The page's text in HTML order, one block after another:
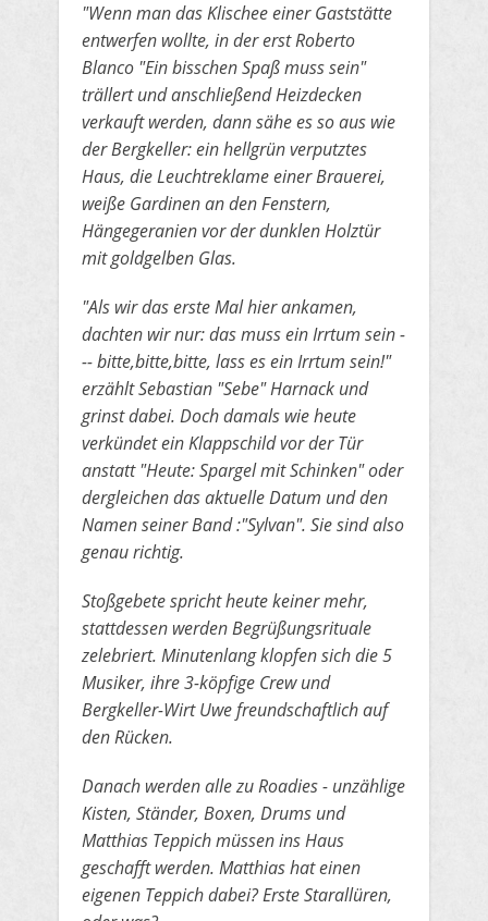
​"Wenn man das Klischee einer Gaststätte
entwerfen wollte, in der erst Roberto
Blanco "Ein bisschen Spaß muss sein"
trällert und anschließendHeizdecken
verkauft werden, dann sähe es so aus wie
der Bergkeller: ein hellgrün verputztes
Haus, die Leuchtreklame einer Brauerei,
weiße Gardinen an den Fenstern,
Hängegeranien vor der dunklen Holztür
mit goldgelben Glas.
"Als wir das erste Mal hier ankamen,
dachten ​wir nur: das muss ein Irrtum sein -
-- bitte,bitte,bitte, lass es ein Irrtum sein!"
erzählt Sebastian "Sebe" Harnack und
grinst dabei. Doch damals wie heute
verkündet ein Klappschild vor der Tür
anstatt "Heute: Spargel mit Schinken" oder
dergleichen das aktuelle Datum und den
Namen​seiner Band :"Sylvan". Sie sind also
genau richtig.
​Stoßgebete spricht heute keiner mehr,
stattdessen werden Begrüßungsrituale
zelebriert. Minutenlang klopfen sich die 5
Musiker, ihre​3-köpfige Crew und
Bergkeller-Wirt Uwe freundschaftlich auf
den Rücken.
​Danach werden alle zu Roadies - unzählige
Kisten, Ständer, Boxen, Drums und
Matthias Teppich müssen ins Haus
geschafft werden. ​Matthias hat einen
eigenen Teppich dabei? Erste Starallüren,